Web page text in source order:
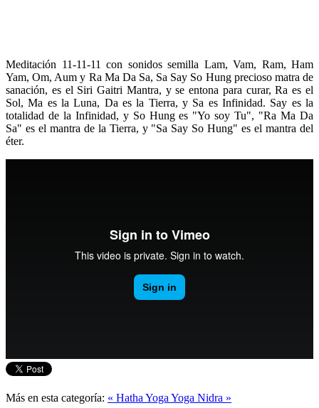
Meditación 11-11-11 con sonidos semilla Lam, Vam, Ram, Ham
Yam, Om, Aum y Ra Ma Da Sa, Sa Say So Hung precioso matra de
sanación, es el Siri Gaitri Mantra, y se entona para curar, Ra es el
Sol, Ma es la Luna, Da es la Tierra, y Sa es Infinidad. Say es la
totalidad de la Infinidad, y So Hung es "Yo soy Tu", "Ra Ma Da
Sa" es el mantra de la Tierra, y "Sa Say So Hung" es el mantra del
éter.
Más en esta categoría: « Hatha Yoga Yoga Nidra »